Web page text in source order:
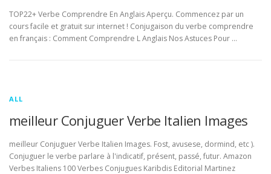
TOP22+ Verbe Comprendre En Anglais Aperçu. Commencez par un
cours facile et gratuit sur internet ! Conjugaison du verbe comprendre
en français : Comment Comprendre L Anglais Nos Astuces Pour …
ALL
meilleur Conjuguer Verbe Italien Images
meilleur Conjuguer Verbe Italien Images. Fost, avusese, dormind, etc ).
Conjuguer le verbe parlare à l'indicatif, présent, passé, futur. Amazon
Verbes Italiens 100 Verbes Conjugues Karibdis Editorial Martinez